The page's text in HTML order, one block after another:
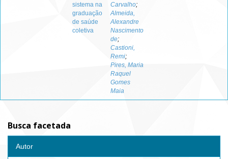
sistema na
graduação
de saúde
coletiva
Carvalho;
Almeida,
Alexandre
Nascimento
de;
Castioni,
Remi;
Pires, Maria
Raquel
Gomes
Maia
Busca facetada
Autor